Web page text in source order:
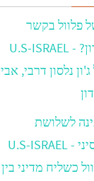
פלוול בקשר
לתרחיש הארמגדון? - U.S-ISRAEL
נלסון דרבי, אבי
לשלושת
מוסדות דת בהר סיני - U.S-ISRAEL
כשליח מדיני בין